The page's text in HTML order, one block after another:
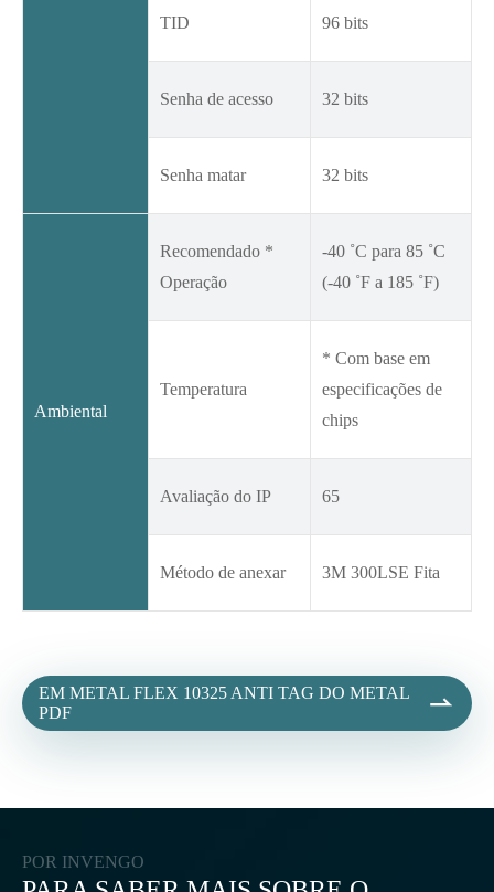
TID 96 bits
Senha de acesso 32 bits
Senha matar 32 bits
Ambiental
Recomendado *
Operação
-40 ˚C para 85 ˚C
(-40 ˚F a 185 ˚F)
Temperatura
* Com base em
especificações de
chips
Avaliação do IP 65
Método de anexar 3M 300LSE Fita
EM METAL FLEX 10325 ANTI TAG DO METAL
PDF

POR INVENGO